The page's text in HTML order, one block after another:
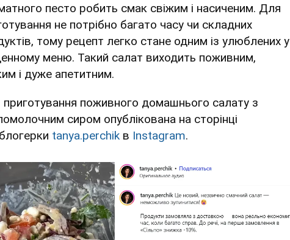
песто робить смак свіжим і насиченим. Для
не потрібно багато часу чи складних
тому рецепт легко стане одним із улюблених у
меню. Такий салат виходить поживним,
і дуже апетитним.
приготування поживного домашнього салату з
сиром опублікована на сторінці
tanya.perchik в Instagram.